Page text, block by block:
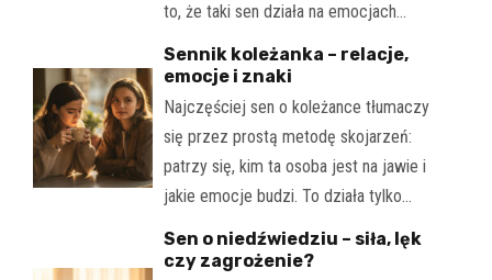
to, że taki sen działa na emocjach…
Sennik koleżanka – relacje,
emocje i znaki
Najczęściej sen o koleżance tłumaczy
się przez prostą metodę skojarzeń:
patrzy się, kim ta osoba jest na jawie i
jakie emocje budzi. To działa tylko…
Sen o niedźwiedziu – siła, lęk
czy zagrożenie?